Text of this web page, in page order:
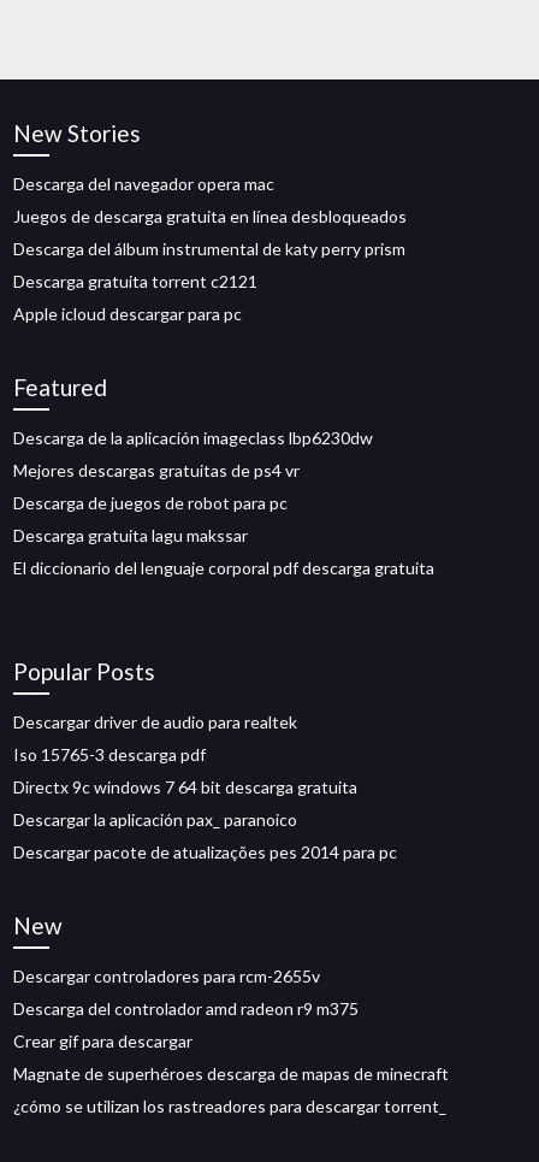
New Stories
Descarga del navegador opera mac
Juegos de descarga gratuita en línea desbloqueados
Descarga del álbum instrumental de katy perry prism
Descarga gratuita torrent c2121
Apple icloud descargar para pc
Featured
Descarga de la aplicación imageclass lbp6230dw
Mejores descargas gratuitas de ps4 vr
Descarga de juegos de robot para pc
Descarga gratuita lagu makssar
El diccionario del lenguaje corporal pdf descarga gratuita
Popular Posts
Descargar driver de audio para realtek
Iso 15765-3 descarga pdf
Directx 9c windows 7 64 bit descarga gratuita
Descargar la aplicación pax_ paranoico
Descargar pacote de atualizações pes 2014 para pc
New
Descargar controladores para rcm-2655v
Descarga del controlador amd radeon r9 m375
Crear gif para descargar
Magnate de superhéroes descarga de mapas de minecraft
¿cómo se utilizan los rastreadores para descargar torrent_